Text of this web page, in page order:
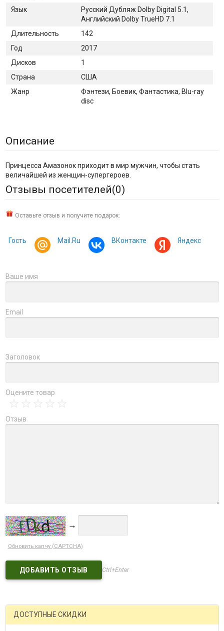
Язык
Русский Дубляж Dolby Digital 5.1,
Английский Dolby TrueHD 7.1
Длительность
142
Год
2017
Дисков
1
Страна
США
Жанр
Фэнтези, Боевик, Фантастика, Blu-ray
disc
Описание
Принцесса Амазонок приходит в мир мужчин, чтобы стать
величайшей из женщин-супергероев.
Отзывы посетителей(0)
Оставьте отзыв и получите подарок:
Гость Mail.Ru ВКонтакте Яндекс
Ваше имя
Email
Заголовок
Оцените товар
Отзыв
→
Обновить капчу (CAPTCHA)
Ctrl+Enter
ДОСТУПНЫЕ СКИДКИ